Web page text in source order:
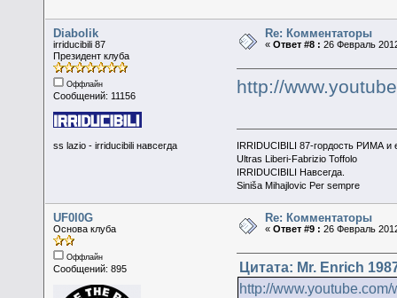
Diabolik
irriducibili 87
Президент клуба
Оффлайн
Сообщений: 11156
ss lazio - irriducibili навсегда
Re: Комментаторы
«Ответ #8 : 26 Февраль
http://
IRRIDUCIBILI 87-гордость РИМА и
Ultras Liberi-Fabrizio Toffolo
IRRIDUCIBILI Навсегда.
Siniša Mihajlovic Per sempre
UF0l0G
Основа клуба
Оффлайн
Сообщений: 895
Re: Комментаторы
«Ответ #9 : 26 Февраль
Цитата: Mr. Enrich
http://